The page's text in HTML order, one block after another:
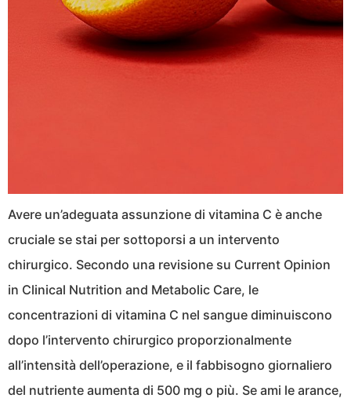
Avere un’adeguata assunzione di vitamina C è anche
cruciale se stai per sottoporsi a un intervento
chirurgico. Secondo una revisione su Current Opinion
in Clinical Nutrition and Metabolic Care, le
concentrazioni di vitamina C nel sangue diminuiscono
dopo l’intervento chirurgico proporzionalmente
all’intensità dell’operazione, e il fabbisogno giornaliero
del nutriente aumenta di 500 mg o più. Se ami le arance,